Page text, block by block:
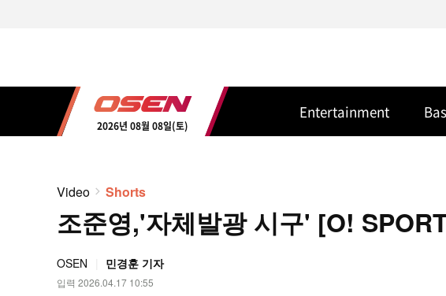
2026년 08월 08일(토)
Entertainment
Video Shorts
조준영,'자체발광 시구' [O!
OSEN 민경훈 기자
입력 2026.04.17 10:55